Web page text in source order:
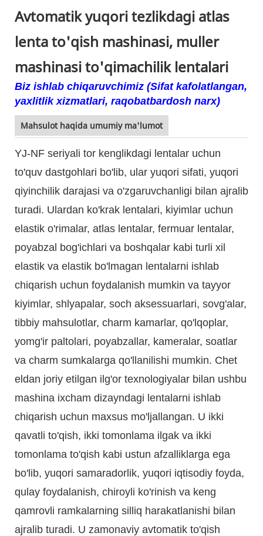
Avtomatik yuqori tezlikdagi atlas
lenta to'qish mashinasi, muller
mashinasi to'qimachilik lentalari
Biz ishlab chiqaruvchimiz (Sifat kafolatlangan,
yaxlitlik xizmatlari, raqobatbardosh narx)
Mahsulot haqida umumiy ma'lumot
YJ-NF seriyali tor kenglikdagi lentalar uchun
to'quv dastgohlari bo'lib, ular yuqori sifati, yuqori
qiyinchilik darajasi va o'zgaruvchanligi bilan ajralib
turadi. Ulardan ko'krak lentalari, kiyimlar uchun
elastik o'rimalar, atlas lentalar, fermuar lentalar,
poyabzal bog'ichlari va boshqalar kabi turli xil
elastik va elastik bo'lmagan lentalarni ishlab
chiqarish uchun foydalanish mumkin va tayyor
kiyimlar, shlyapalar, soch aksessuarlari, sovg'alar,
tibbiy mahsulotlar, charm kamarlar, qo'lqoplar,
yomg'ir paltolari, poyabzallar, kameralar, soatlar
va charm sumkalarga qo'llanilishi mumkin. Chet
eldan joriy etilgan ilg'or texnologiyalar bilan ushbu
mashina ixcham dizayndagi lentalarni ishlab
chiqarish uchun maxsus mo'ljallangan. U ikki
qavatli to'qish, ikki tomonlama ilgak va ikki
tomonlama to'qish kabi ustun afzalliklarga ega
bo'lib, yuqori samaradorlik, yuqori iqtisodiy foyda,
qulay foydalanish, chiroyli ko'rinish va keng
qamrovli ramkalarning silliq harakatlanishi bilan
ajralib turadi. U zamonaviy avtomatik to'qish